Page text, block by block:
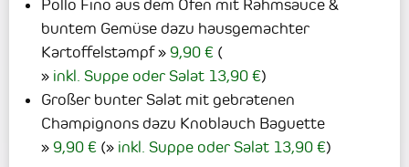
Pollo Fino aus dem Ofen mit Rahmsauce &
buntem Gemüse dazu hausgemachter
Kartoffelstampf
9,90 € (
inkl. Suppe oder Salat 13,90 €)
Großer bunter Salat mit gebratenen
Champignons dazu Knoblauch Baguette
9,90 € ( inkl. Suppe oder Salat 13,90 €)